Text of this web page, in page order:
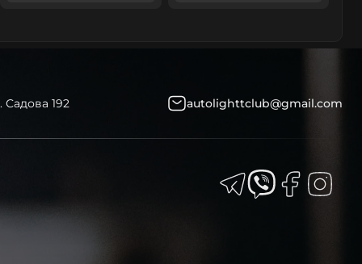
Садова 192 autolighttclub@gmail.com